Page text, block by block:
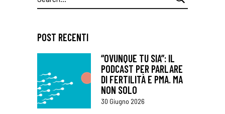
for:
POST RECENTI
“OVUNQUE TU SIA”: IL
PODCAST PER PARLARE
DI FERTILITÀ E PMA. MA
NON SOLO
30 Giugno 2026